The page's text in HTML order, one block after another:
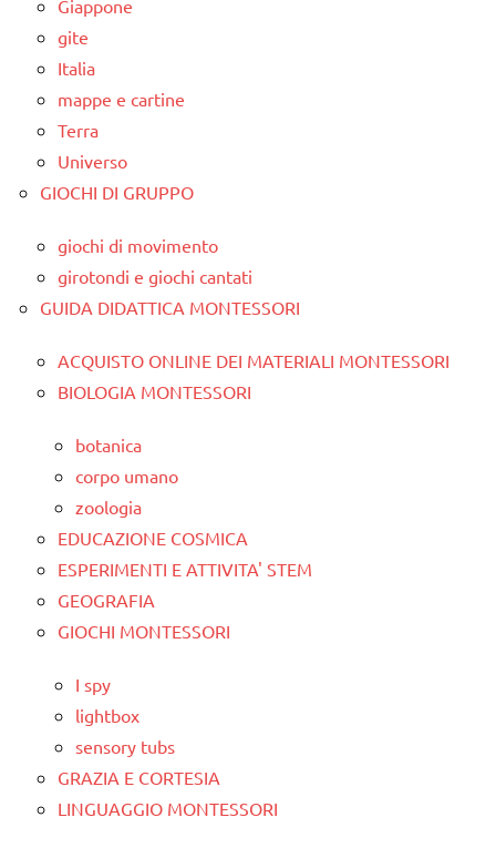
Giappone
gite
Italia
mappe e cartine
Terra
Universo
GIOCHI DI GRUPPO
giochi di movimento
girotondi e giochi cantati
GUIDA DIDATTICA MONTESSORI
ACQUISTO ONLINE DEI MATERIALI MONTESSORI
BIOLOGIA MONTESSORI
botanica
corpo umano
zoologia
EDUCAZIONE COSMICA
ESPERIMENTI E ATTIVITA' STEM
GEOGRAFIA
GIOCHI MONTESSORI
I spy
lightbox
sensory tubs
GRAZIA E CORTESIA
LINGUAGGIO MONTESSORI